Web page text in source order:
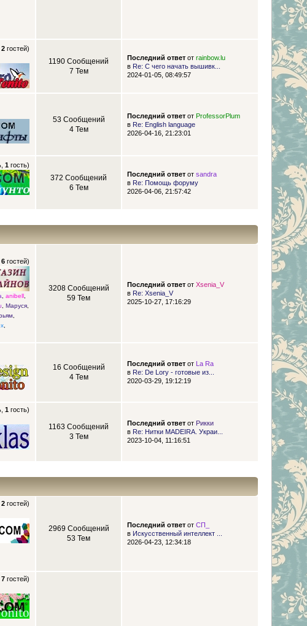
2 гостей)
1190 Сообщений
7 Тем
Последний ответот rainbow.lu
в Re: С чего начать вышивк...
2024-01-05, 08:49:57
53 Сообщений
4 Тем
Последний ответот ProfessorPlum
в Re: English language
2026-04-16, 21:23:01
1 гость)
372 Сообщений
6 Тем
Последний ответот sandra
в Re: Помощь форуму
2026-04-06, 21:57:42
6 гостей)
, anibell,
, Маруся,
,
,
3208 Сообщений
59 Тем
Последний ответот Xsenia_V
в Re: Xsenia_V
2025-10-27, 17:16:29
16 Сообщений
4 Тем
Последний ответот
La Ra
в Re: De Lory - готовые из...
2020-03-29, 19:12:19
1 гость)
1163 Сообщений
3 Тем
Последний ответот Рикки
в Re: Нитки MADEIRA. Украи...
2023-10-04, 11:16:51
2 гостей)
2969 Сообщений
53 Тем
Последний ответот СП_
в Искусственный интеллект ...
2026-04-23, 12:34:18
7 гостей)